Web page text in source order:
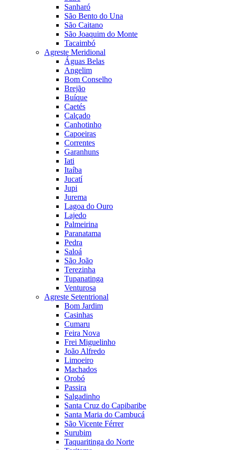
Sanharó
São Bento do Una
São Caitano
São Joaquim do Monte
Tacaimbó
Agreste Meridional
Águas Belas
Angelim
Bom Conselho
Brejão
Buíque
Caetés
Calçado
Canhotinho
Capoeiras
Correntes
Garanhuns
Iati
Itaíba
Jucatí
Jupi
Jurema
Lagoa do Ouro
Lajedo
Palmeirina
Paranatama
Pedra
Saloá
São João
Terezinha
Tupanatinga
Venturosa
Agreste Setentrional
Bom Jardim
Casinhas
Cumaru
Feira Nova
Frei Miguelinho
João Alfredo
Limoeiro
Machados
Orobó
Passira
Salgadinho
Santa Cruz do Capibaribe
Santa Maria do Cambucá
São Vicente Férrer
Surubim
Taquaritinga do Norte